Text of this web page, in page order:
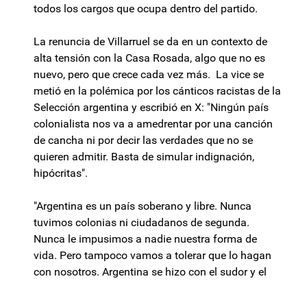
todos los cargos que ocupa dentro del partido.
La renuncia de Villarruel se da en un contexto de
alta tensión con la Casa Rosada, algo que no es
nuevo, pero que crece cada vez más. La vice se
metió en la polémica por los cánticos racistas de la
Selección argentina y escribió en X: "Ningún país
colonialista nos va a amedrentar por una canción
de cancha ni por decir las verdades que no se
quieren admitir. Basta de simular indignación,
hipócritas".
"Argentina es un país soberano y libre. Nunca
tuvimos colonias ni ciudadanos de segunda.
Nunca le impusimos a nadie nuestra forma de
vida. Pero tampoco vamos a tolerar que lo hagan
con nosotros. Argentina se hizo con el sudor y el